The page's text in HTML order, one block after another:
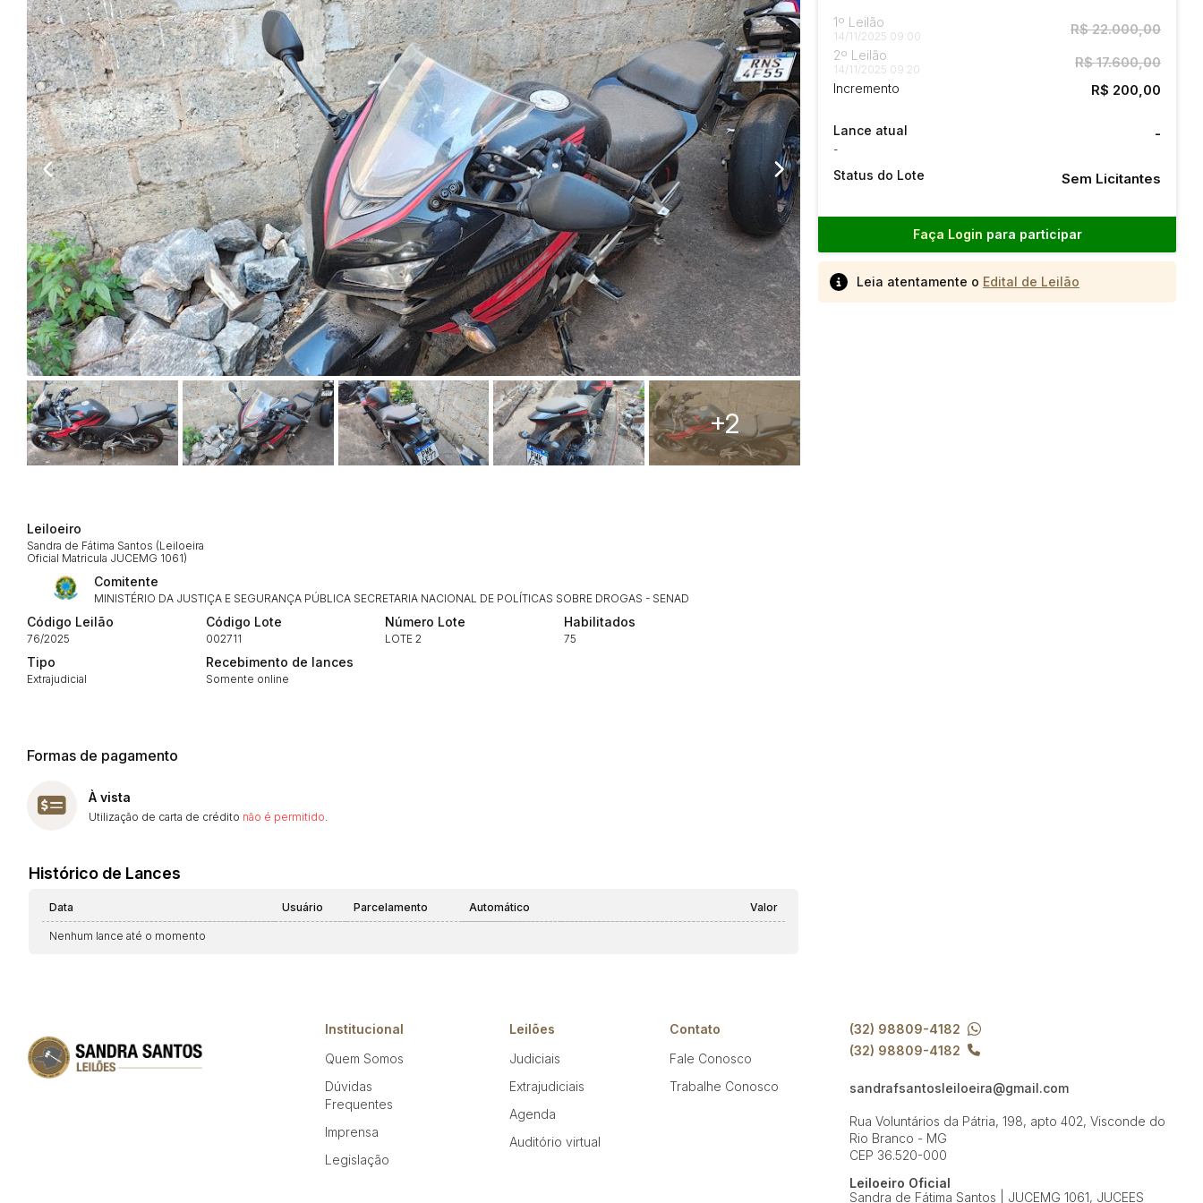
+2
1º Leilão
14/11/2025 09:00 R$ 22.000,00
2º Leilão
14/11/2025 09:20 R$ 17.600,00
Incremento R$ 200,00
Lance atual
-
-
Status do Lote Sem Licitantes
Faça Login para participar
Leia atentamente o Edital de Leilão
Leiloeiro
Sandra de Fátima Santos (Leiloeira
Oficial Matricula JUCEMG 1061)
Comitente
MINISTÉRIO DA JUSTIÇA E SEGURANÇA PÚBLICA SECRETARIA NACIONAL DE POLÍTICAS SOBRE DROGAS - SENAD
Código Leilão
76/2025
Código Lote
002711
Número Lote
LOTE 2
Habilitados
75
Tipo
Extrajudicial
Recebimento de lances
Somente online
Formas de pagamento
À vista
Utilização de carta de crédito não é permitido
Histórico de Lances
Data Usuário Parcelamento Automático Valor
Nenhum lance até o momento
Envie sua Proposta (Art. 895, CPC)
Histórico de Propostas
Habilite-se para efetuar lances ou propostas
Institucional
Quem Somos
Dúvidas
Frequentes
Imprensa
Legislação
Leilões
Judiciais
Extrajudiciais
Agenda
Auditório virtual
Contato
Fale Conosco
Trabalhe Conosco
(32) 98809-4182
(32) 98809-4182
sandrafsantosleiloeira@gmail.com
Rua Voluntários da Pátria, 198, apto 402, Visconde do
Rio Branco - MG
CEP 36.520-000
Leiloeiro Oficial
Sandra de Fátima Santos | JUCEMG 1061, JUCEES